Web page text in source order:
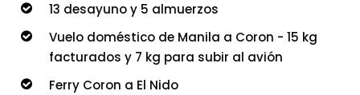
13 desayuno y 5 almuerzos
Vuelo doméstico de Manila a Coron - 15 kg
facturados y 7 kg para subir al avión
Ferry Coron a El Nido